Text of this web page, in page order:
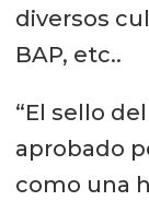
diversos
BAP, etc..
“El sello
aprobado
como una